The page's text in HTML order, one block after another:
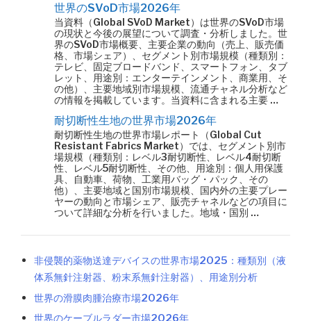
世界のSVoD市場2026年
当資料（Global SVoD Market）は世界のSVoD市場
の現状と今後の展望について調査・分析しました。世
界のSVoD市場概要、主要企業の動向（売上、販売価
格、市場シェア）、セグメント別市場規模（種類別：
テレビ、固定ブロードバンド、スマートフォン、タブ
レット、用途別：エンターテインメント、商業用、そ
の他）、主要地域別市場規模、流通チャネル分析など
の情報を掲載しています。当資料に含まれる主要 …
耐切断性生地の世界市場2026年
耐切断性生地の世界市場レポート（Global Cut
Resistant Fabrics Market）では、セグメント別市
場規模（種類別：レベル3耐切断性、レベル4耐切断
性、レベル5耐切断性、その他、用途別：個人用保護
具、自動車、荷物、工業用バッグ・パック、その
他）、主要地域と国別市場規模、国内外の主要プレー
ヤーの動向と市場シェア、販売チャネルなどの項目に
ついて詳細な分析を行いました。地域・国別 …
非侵襲的薬物送達デバイスの世界市場2025：種類別（液
体系無針注射器、粉末系無針注射器）、用途別分析
世界の滑膜肉腫治療市場2026年
世界のケーブルラダー市場2026年